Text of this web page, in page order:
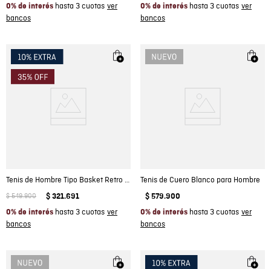
0% de interés hasta 3 cuotas
0% de interés hasta 3 cuotas
Tenis de Hombre Tipo Basket Retro en Cuero Gamuzado Repelente al Agua
$ 549.900 $ 321.691
0% de interés hasta 3 cuotas
Tenis de Cuero Blanco para Hombre
$ 579.900
0% de interés hasta 3 cuotas